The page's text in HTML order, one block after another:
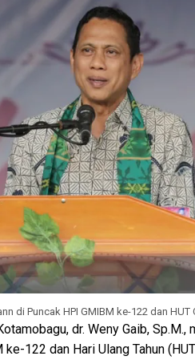
di Puncak HPI GMIBM ke-122 dan HUT
dr. Weny Gaib, Sp.M.,
122 dan Hari Ulang Tahun